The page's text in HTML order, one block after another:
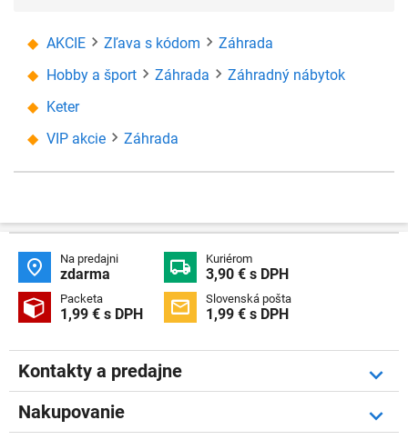
AKCIE Zľava s kódom
Záhrada
Hobby a šport
Záhrada
Záhradný nábytok
Keter
VIP akcie
Záhrada
 Na predajni
zdarma  Kuriérom
3,90 € s DPH
 Packeta
1,99 € s DPH  Slovenská pošta
1,99 € s DPH
Kontakty a predajne
Nakupovanie